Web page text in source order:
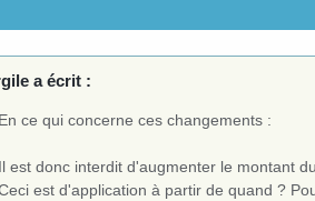
a écrit :
En ce qui concerne ces changements :
Il est donc interdit d'augmenter le montant
est d'application à partir de quand ?